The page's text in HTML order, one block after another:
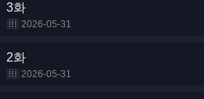
3화
2026-05-31
2화
2026-05-31